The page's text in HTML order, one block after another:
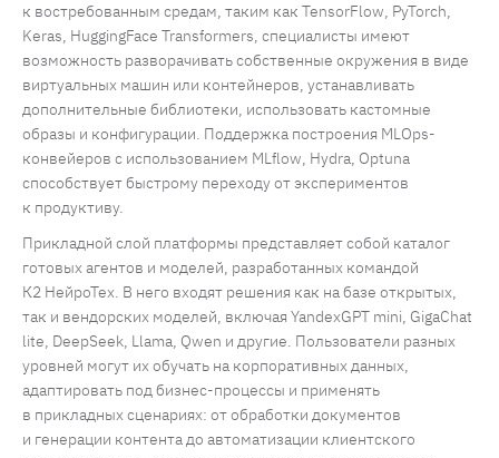
к востребованным средам, таким как TensorFlow, PyTorch,
Keras, HuggingFace Transformers, специалисты имеют
возможность разворачивать собственные окружения в виде
виртуальных машин или контейнеров, устанавливать
дополнительные библиотеки, использовать кастомные
образы и конфигурации. Поддержка построения MLOps-
конвейеров с использованием MLflow, Hydra, Optuna
способствует быстрому переходу от экспериментов
к продуктиву.
Прикладной слой платформы представляет собой каталог
готовых агентов и моделей, разработанных командой
К2 НейроТех. В него входят решения как на базе открытых,
так и вендорских моделей, включая YandexGPT mini, GigaChat
lite, DeepSeek, Llama, Qwen и другие. Пользователи разных
уровней могут их обучать на корпоративных данных,
адаптировать под бизнес-процессы и применять
в прикладных сценариях: от обработки документов
и генерации контента до автоматизации клиентского